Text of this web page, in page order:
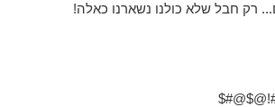
רק חבל שלא כולנו נשארנו כאלה!